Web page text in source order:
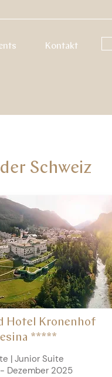
Kontakt
Schweiz
Hotel Kronenhof
*****
| Junior Suite
Dezember 2025